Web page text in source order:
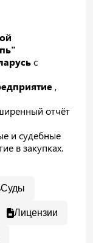
с
,
отчёт
и судебные
в закупках.
Суды
Лицензии